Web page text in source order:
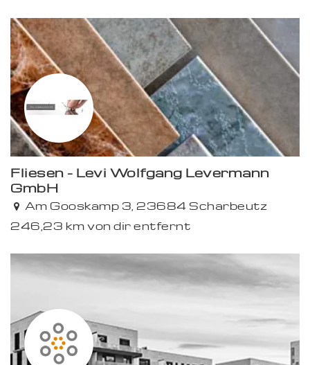
Premium
Fliesen - Levi Wolfgang Levermann
GmbH
Am Gooskamp 3, 23684 Scharbeutz
246,23 km von dir entfernt